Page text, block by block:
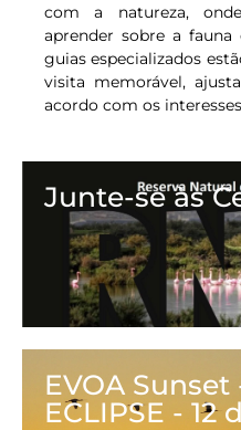
com a natureza,
aprender sobre a fauna
guias especializados
visita memorável,
acordo com os
Junte-se às
EVOA Sunset
ECLIPSE - 12